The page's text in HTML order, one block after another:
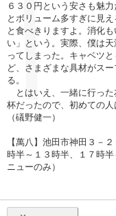
６３０円という安さも魅
とボリューム多すぎに見
と食べきりますよ。消化
い」という。実際、僕は
ってしまった。キャベツ
ど、さまざまな具材がス
る。
とはいえ、一緒に行った
杯だったので、初めての
（礒野健一）
【萬八】池田市神田３－
時半～１３時半、１７時
ニューのみ）